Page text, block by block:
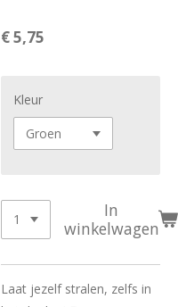
€ 5,75
Kleur
In
winkelwagen
Laat jezelf stralen, zelfs in